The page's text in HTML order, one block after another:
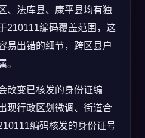
、法库县、康平县均有独
210111编码覆盖范围，这
易出错的细节，跨区县户
。
改变已核发的身份证编
现行政区划微调、街道合
编码核发的身份证号